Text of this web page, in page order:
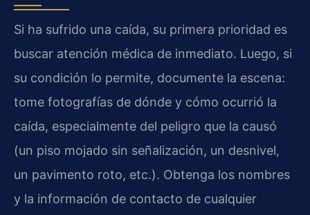
Si ha sufrido una caída, su primera prioridad es
buscar atención médica de inmediato. Luego, si
su condición lo permite, documente la escena:
tome fotografías de dónde y cómo ocurrió la
caída, especialmente del peligro que la causó
(un piso mojado sin señalización, un desnivel,
un pavimento roto, etc.). Obtenga los nombres
y la información de contacto de cualquier